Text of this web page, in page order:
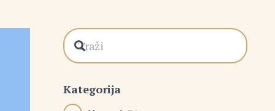
Kategorija